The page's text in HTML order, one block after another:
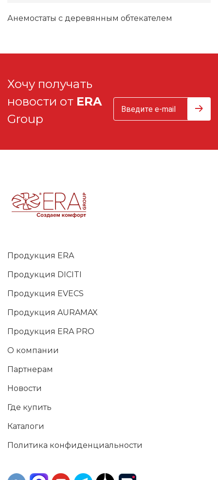
Анемостаты с деревянным обтекателем
Хочу получать
новости от ERA
Group
Продукция ERA
Продукция DICITI
Продукция EVECS
Продукция AURAMAX
Продукция ERA PRO
О компании
Партнерам
Новости
Где купить
Каталоги
Политика конфиденциальности